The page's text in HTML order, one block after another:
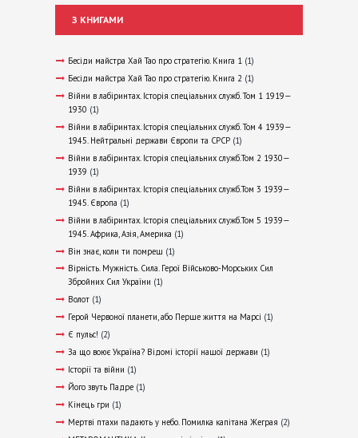
З КНИГАМИ
Бесіди майстра Хай Тао про стратегію. Книга 1 (1)
Бесіди майстра Хай Тао про стратегію. Книга 2 (1)
Війни в лабіринтах. Історія спеціальних служб. Том 1 1919—
1930 (1)
Війни в лабіринтах. Історія спеціальних служб. Том 4 1939—
1945. Нейтральні держави Європи та СРСР (1)
Війни в лабіринтах. Історія спеціальних служб.Том 2 1930—
1939 (1)
Війни в лабіринтах. Історія спеціальних служб.Том 3 1939—
1945. Європа (1)
Війни в лабіринтах. Історія спеціальних служб.Том 5 1939—
1945. Африка, Азія, Америка (1)
Він знає, коли ти помреш (1)
Вірність. Мужність. Сила. Герої Військово-Морських Сил
Збройних Сил України (1)
Волот (1)
Герой Червоної планети, або Перше життя на Марсі (1)
Є пульс! (2)
За що воює Україна? Відомі історії нашої держави (1)
Історії та війни (1)
Його звуть Падре (1)
Кінець гри (1)
Мертві птахи падають у небо. Помилка капітана Жеграя (2)